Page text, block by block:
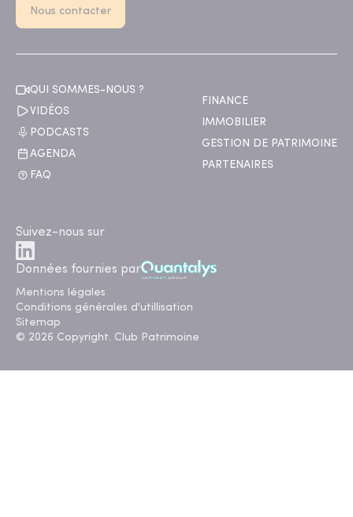
Nous contacter
QUI SOMMES-NOUS ?
VIDÉOS
PODCASTS
AGENDA
FAQ
FINANCE
IMMOBILIER
GESTION DE PATRIMOINE
PARTENAIRES
Suivez-nous sur
Données fournies par
Mentions légales
Conditions générales d'utillisation
Sitemap
© 2026 Copyright. Club Patrimoine